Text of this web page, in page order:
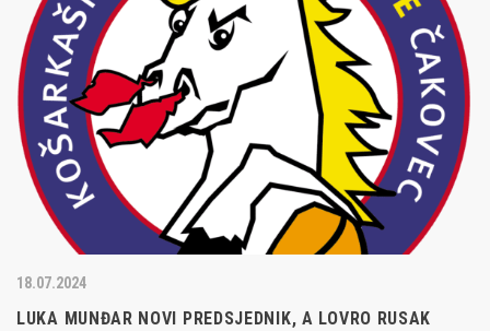
18.07.2024
LUKA MUNĐAR NOVI PREDSJEDNIK, A LOVRO RUSAK